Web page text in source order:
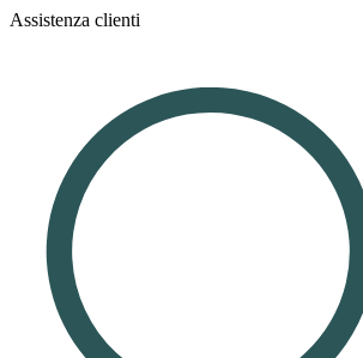
Assistenza clienti